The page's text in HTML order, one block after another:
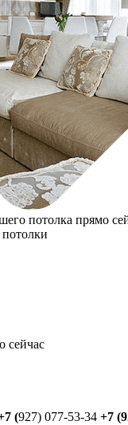
потолка прямо
сейчас
(927) 077-53-34 +7